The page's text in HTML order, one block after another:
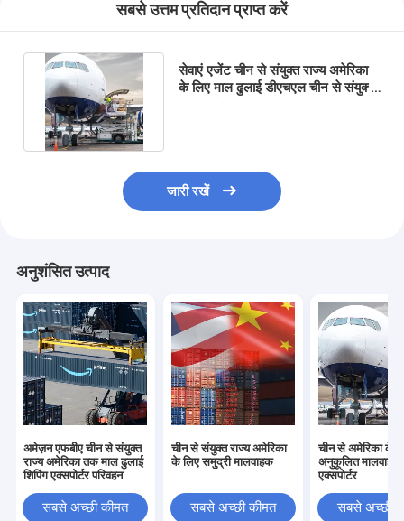
सबसे उत्तम प्रतिदान प्राप्त करें
सेवाएं एजेंट चीन से संयुक्त राज्य अमेरिका
के लिए माल ढुलाई डीएचएल चीन से संयुक्त
जारी रखें
अनुशंसित उत्पाद
अमेज़न एफबीए चीन से संयुक्त
राज्य अमेरिका तक माल ढुलाई
शिपिंग एक्सपोर्टर परिवहन
सबसे अच्छी कीमत
चीन से संयुक्त राज्य अमेरिका
के लिए समुद्री मालवाहक
सबसे अच्छी कीमत
चीन से अमेरिका के
अनुकूलित मालवाहक
एक्सपोर्टर
सबसे अच्छी